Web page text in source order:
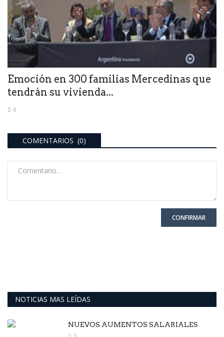
Emoción en 300 familias Mercedinas que
tendrán su vivienda...
0
COMENTARIOS (0)
CONFIRMAR
NOTICIAS MAS LEÍDAS
NUEVOS AUMENTOS SALARIALES